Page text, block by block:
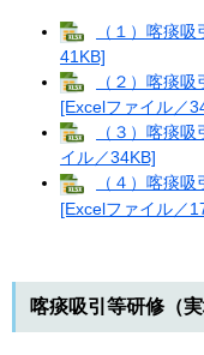
（１）喀痰
41KB]
（２）喀痰
[Excelファイル／
（３）喀痰
イル／34KB]
（４）喀痰
[Excelファイル／
喀痰吸引等研修（